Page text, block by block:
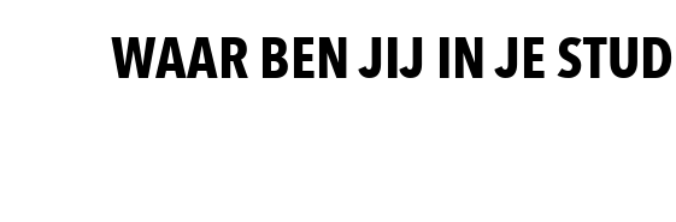
WAAR BEN JIJ IN JE